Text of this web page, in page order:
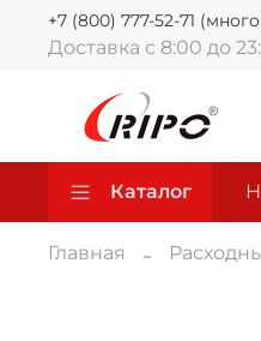
Доставка с 8:00 до
+7 (800) 777-52-71
Каталог
Главная